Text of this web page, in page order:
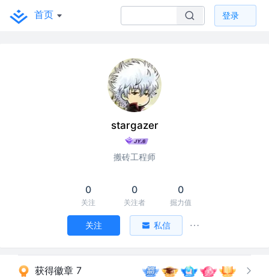
首页 登录
stargazer
搬砖工程师
0
关注
0
关注者
0
掘力值
关注 私信
获得徽章 7